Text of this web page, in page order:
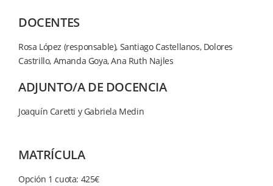
DOCENTES
Rosa López (responsable), Santiago Castellanos, Dolores
Castrillo, Amanda Goya, Ana Ruth Najles
ADJUNTO/A DE DOCENCIA
Joaquín Caretti y Gabriela Medin
MATRÍCULA
Opción 1 cuota: 425€